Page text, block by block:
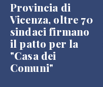
Provincia di
Vicenza, oltre 70
sindaci firmano
il patto per la
"Casa dei
Comuni"